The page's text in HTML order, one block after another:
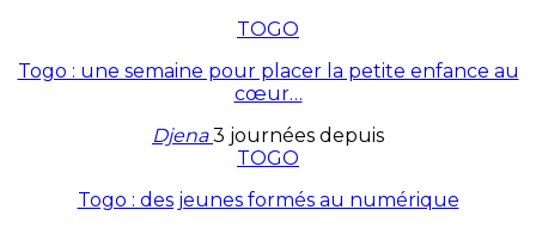
TOGO
Togo : une semaine pour placer la petite enfance au
cœur…
Djena3 journées depuis
TOGO
Togo : des jeunes formés au numérique